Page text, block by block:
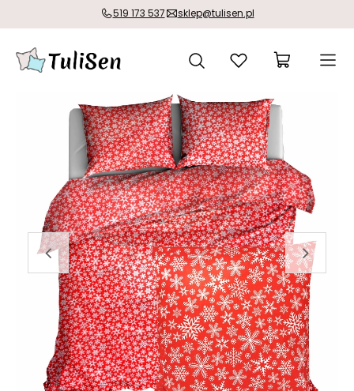
519 173 537 sklep@tulisen.pl